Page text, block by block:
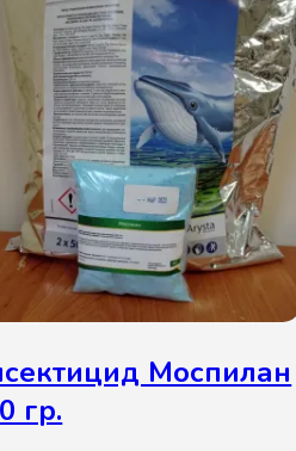
Моспилан
гр.